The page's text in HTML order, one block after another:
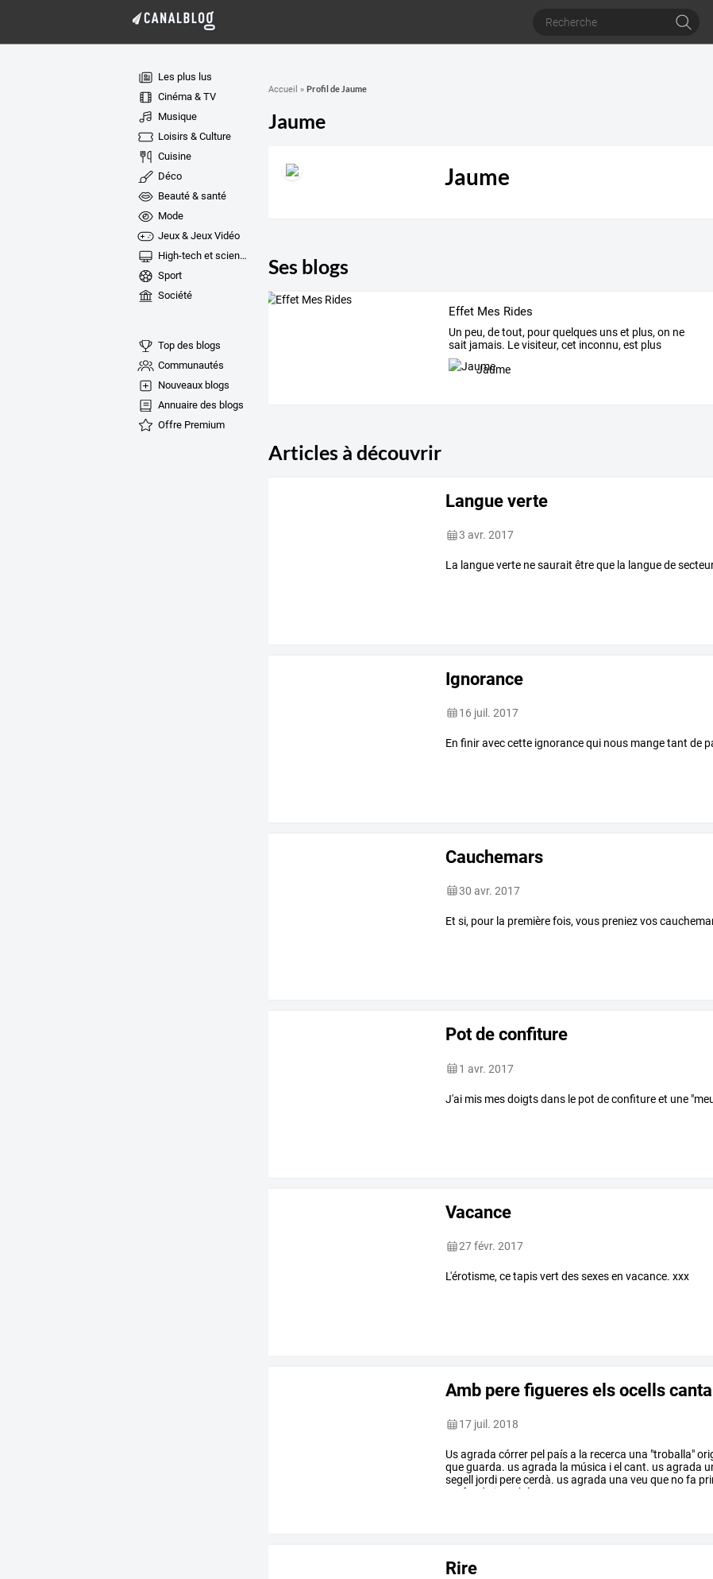
Les plus lus
Cinéma & TV
Musique
Loisirs & Culture
Cuisine
Déco
Beauté & santé
Mode
Jeux & Jeux Vidéo
High-tech et sciences
Sport
Société
Top des blogs
Communautés
Nouveaux blogs
Annuaire des blogs
Offre Premium
Accueil » Profil de Jaume
Jaume
Jaume
Ses blogs
Effet Mes Rides
Un peu,detout,pourquelquesunset plus,on ne
sait jamais. Levisiteur,cet inconnu,est plus
difficile
Jaume
Articles à découvrir
Langue verte
3 avr. 2017
La langue verte ne saurait être que la langue de
Ignorance
16 juil. 2017
En finir avec cette ignorance qui nous mange tant de
Cauchemars
30 avr. 2017
Et si, pour la première fois, vous preniez vos
Pot de confiture
1 avr. 2017
J'ai mis mes doigts dans le pot de confiture et une
Vacance
27 févr. 2017
L'érotisme, ce tapis vert des sexes en vacance. xxx
Amb pere figueres els ocells
17 juil. 2018
Usagrada córrer pel paísa la recerca una "troballa"
queguarda. usagrada la música iel cant. usagrada
segell
jordi perecerdà. usagrada una veu que nofa
profunda
i també
Rire